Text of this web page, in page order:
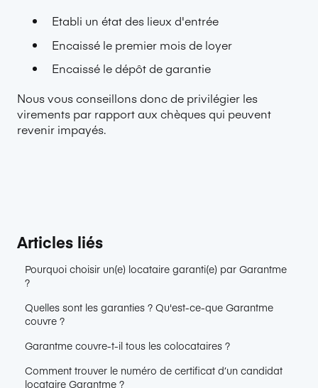
Etabli un état des lieux d'entrée
Encaissé le premier mois de loyer
Encaissé le dépôt de garantie
Nous vous conseillons donc de privilégier les
virements par rapport aux chèques qui peuvent
revenir impayés.
Articles liés
Pourquoi choisir un(e) locataire garanti(e) par Garantme
?
Quelles sont les garanties ? Qu'est-ce-que Garantme
couvre ?
Garantme couvre-t-il tous les colocataires ?
Comment trouver le numéro de certificat d’un candidat
locataire Garantme ?